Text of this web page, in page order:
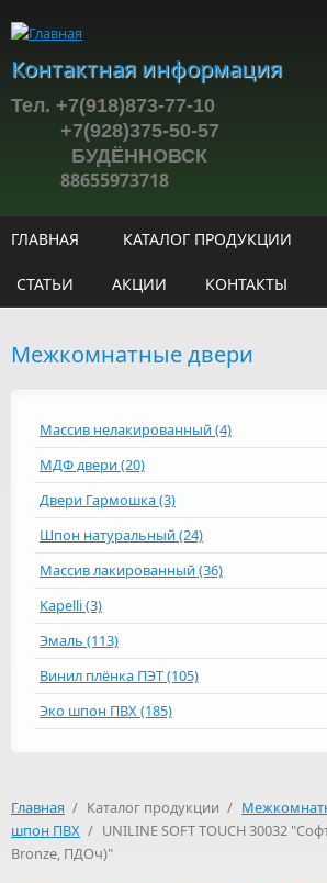
Контактная информация
Тел. +7(918)873-77-10
+7(928)375-50-57
БУДЁННОВСК
88655973718
ГЛАВНАЯ КАТАЛОГ ПРОДУКЦИИ
СТАТЬИ АКЦИИ КОНТАКТЫ
Межкомнатные двери
Массив нелакированный (4)
МДФ двери (20)
Двери Гармошка (3)
Шпон натуральный (24)
Массив лакированный (36)
Kapelli (3)
Эмаль (113)
Винил плёнка ПЭТ (105)
Эко шпон ПВХ (185)
Главная / Каталог продукции /
шпон ПВХ / UNILINE SOFT TOUCH 30032
Bronze, ПДОч)"